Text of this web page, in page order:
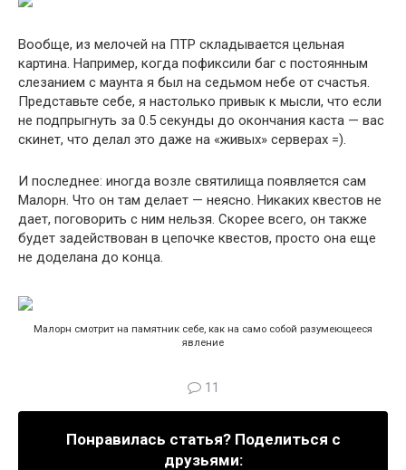
Вообще, из мелочей на ПТР складывается цельная
картина. Например, когда пофиксили баг с постоянным
слезанием с маунта я был на седьмом небе от счастья.
Представьте себе, я настолько привык к мысли, что если
не подпрыгнуть за 0.5 секунды до окончания каста — вас
скинет, что делал это даже на «живых» серверах =).
И последнее: иногда возле святилища появляется сам
Малорн. Что он там делает — неясно. Никаких квестов не
дает, поговорить с ним нельзя. Скорее всего, он также
будет задействован в цепочке квестов, просто она еще
не доделана до конца.
Малорн смотрит на памятник себе, как на само собой разумеющееся
явление
11
Понравилась статья? Поделиться с
друзьями: